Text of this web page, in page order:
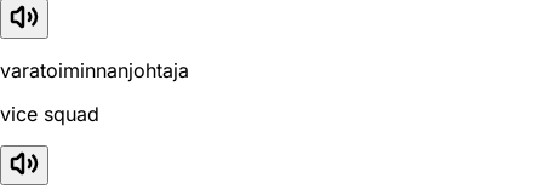
varatoiminnanjohtaja
vice squad